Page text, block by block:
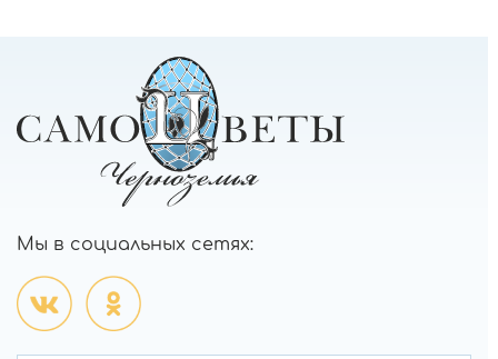
Мы в социальных сетях: